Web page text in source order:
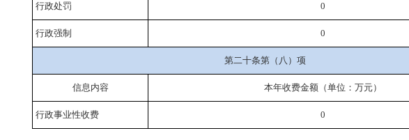
行政处罚 0
行政强制 0
第二十条第（八）项
信息内容 本年收费金额（单位：万元）
行政事业性收费 0